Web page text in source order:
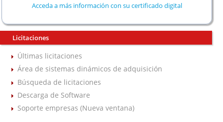
Acceda a más información con su certificado digital
Licitaciones
Últimas licitaciones
Área de sistemas dinámicos de adquisición
Búsqueda de licitaciones
Descarga de Software
Soporte empresas (Nueva ventana)